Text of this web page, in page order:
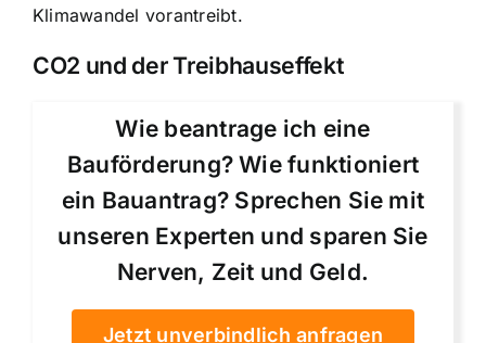
Klimawandel vorantreibt.
CO2 und der Treibhauseffekt
Wie beantrage ich eine
Bauförderung? Wie funktioniert
ein Bauantrag? Sprechen Sie mit
unseren Experten und sparen Sie
Nerven, Zeit und Geld.
Jetzt unverbindlich anfragen